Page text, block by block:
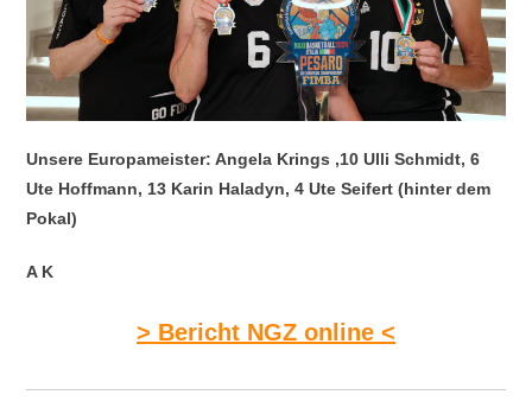
Unsere Europameister: Angela Krings ,10 Ulli Schmidt, 6
Ute Hoffmann, 13 Karin Haladyn, 4 Ute Seifert (hinter dem
Pokal)
A K
> Bericht NGZ online <